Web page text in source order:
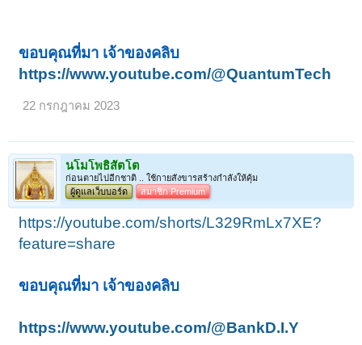
ขอบคุณที่มา เจ้าของคลิบ
https://www.youtube.com/@QuantumTech
22 กรกฎาคม 2023
นโมโพธิสัตโต
ก่อนตายไปอีกชาติ .. ใช้กายสังขารสร้างกำลังให้คุ้ม
ผู้ดูแลเว็บบอร์ด
สมาชิก Premium
https://youtube.com/shorts/L329RmLx7XE?
feature=share
ขอบคุณที่มา เจ้าของคลิบ
https://www.youtube.com/@BankD.I.Y